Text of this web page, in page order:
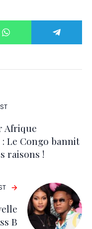
Afrique
Le Congo bannit
raisons !
B